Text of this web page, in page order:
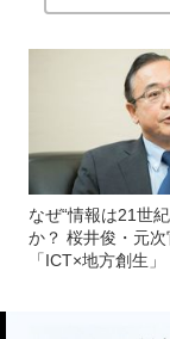
なぜ“情報は21世
か？ 桜井俊・元次
「ICT×地方創生」